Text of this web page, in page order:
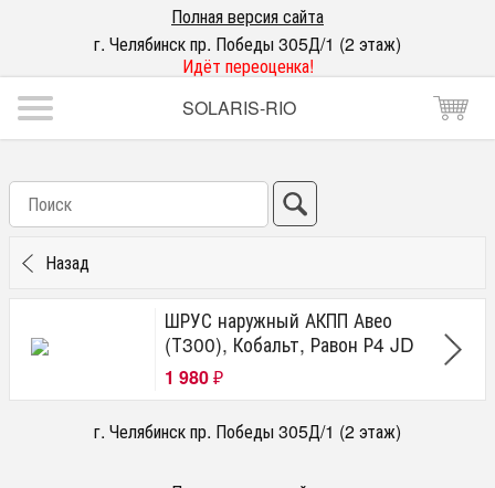
Полная версия сайта
г. Челябинск пр. Победы 305Д/1 (2 этаж)
Идёт переоценка!
SOLARIS-RIO
Назад
ШРУС наружный АКПП Авео
(Т300), Кобальт, Равон Р4 JD
1 980 ₽
г. Челябинск пр. Победы 305Д/1 (2 этаж)